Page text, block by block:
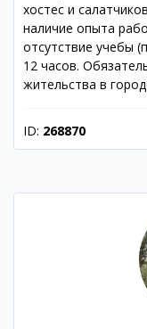
хостес и
наличие опыта
отсутствие учебы
12 часов.
жительства в
ID: 268870